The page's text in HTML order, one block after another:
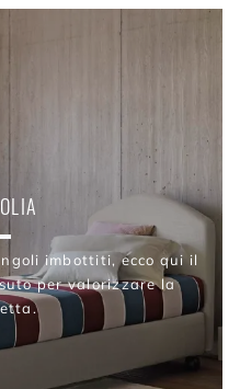
imbottiti, ecco qui il
per valorizzare la